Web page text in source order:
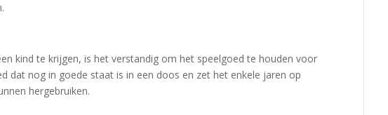
kind te krijgen, is het verstandig om het speelgoed te houden voor
dat nog in goede staat is in een doos en zet het enkele jaren op
hergebruiken.